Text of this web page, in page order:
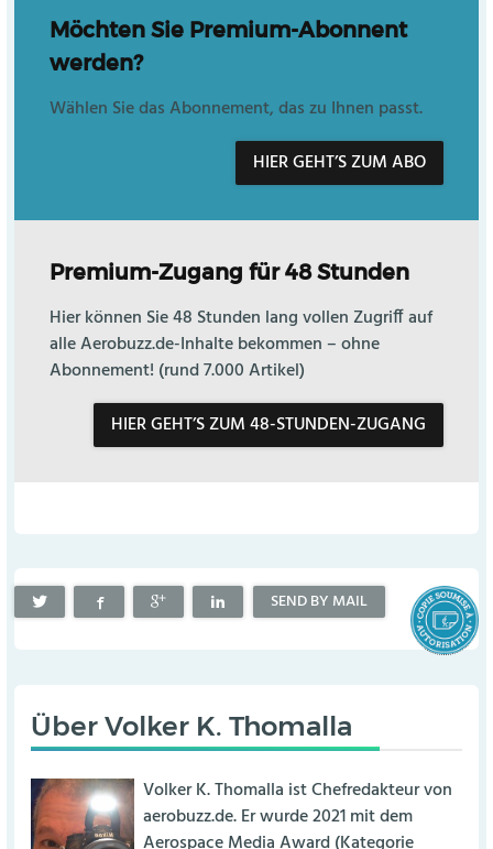
Möchten Sie Premium-Abonnent
werden?
Wählen Sie das Abonnement, das zu Ihnen passt.
HIER GEHT’S ZUM ABO
Premium-Zugang für 48 Stunden
Hier können Sie 48 Stunden lang vollen Zugriff auf
alle Aerobuzz.de-Inhalte bekommen – ohne
Abonnement! (rund 7.000 Artikel)
HIER GEHT’S ZUM 48-STUNDEN-ZUGANG
SEND BY MAIL
ÜberVolker K. Thomalla
Volker K. Thomalla ist Chefredakteur von
aerobuzz.de. Er wurde 2021 mit dem